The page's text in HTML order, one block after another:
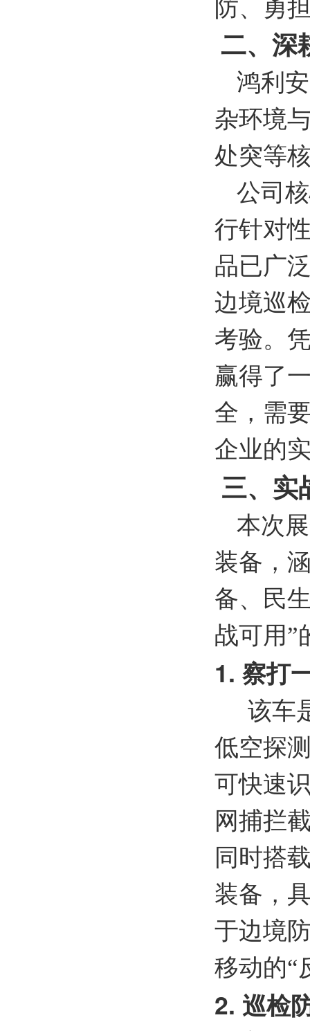
防、勇
二、深
鸿利
杂环境
处突等
公司
行针对
品已广
边境巡
考验。
赢得了
全，需
企业的
三、实
本次
装备，
备、民
战可用”
1. 察打
该车
低空探
可快速
网捕拦
同时搭
装备，
于边境
移动的“
2. 巡检